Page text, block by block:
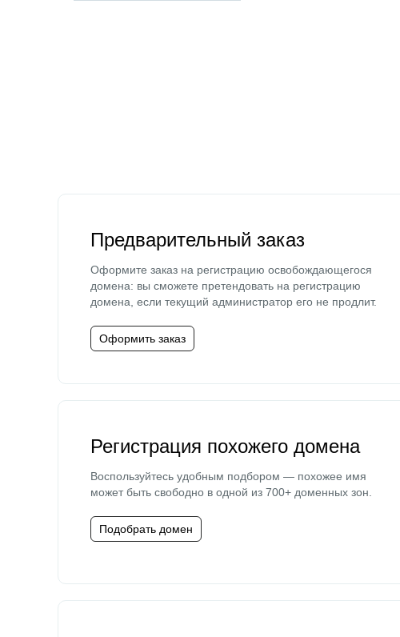
Предварительный заказ
Оформите заказ на регистрацию освобождающегося
домена: вы сможете претендовать на регистрацию
домена, если текущий администратор его не продлит.
Оформить заказ
Регистрация похожего домена
Воспользуйтесь удобным подбором — похожее имя
может быть свободно в одной из 700+ доменных зон.
Подобрать домен